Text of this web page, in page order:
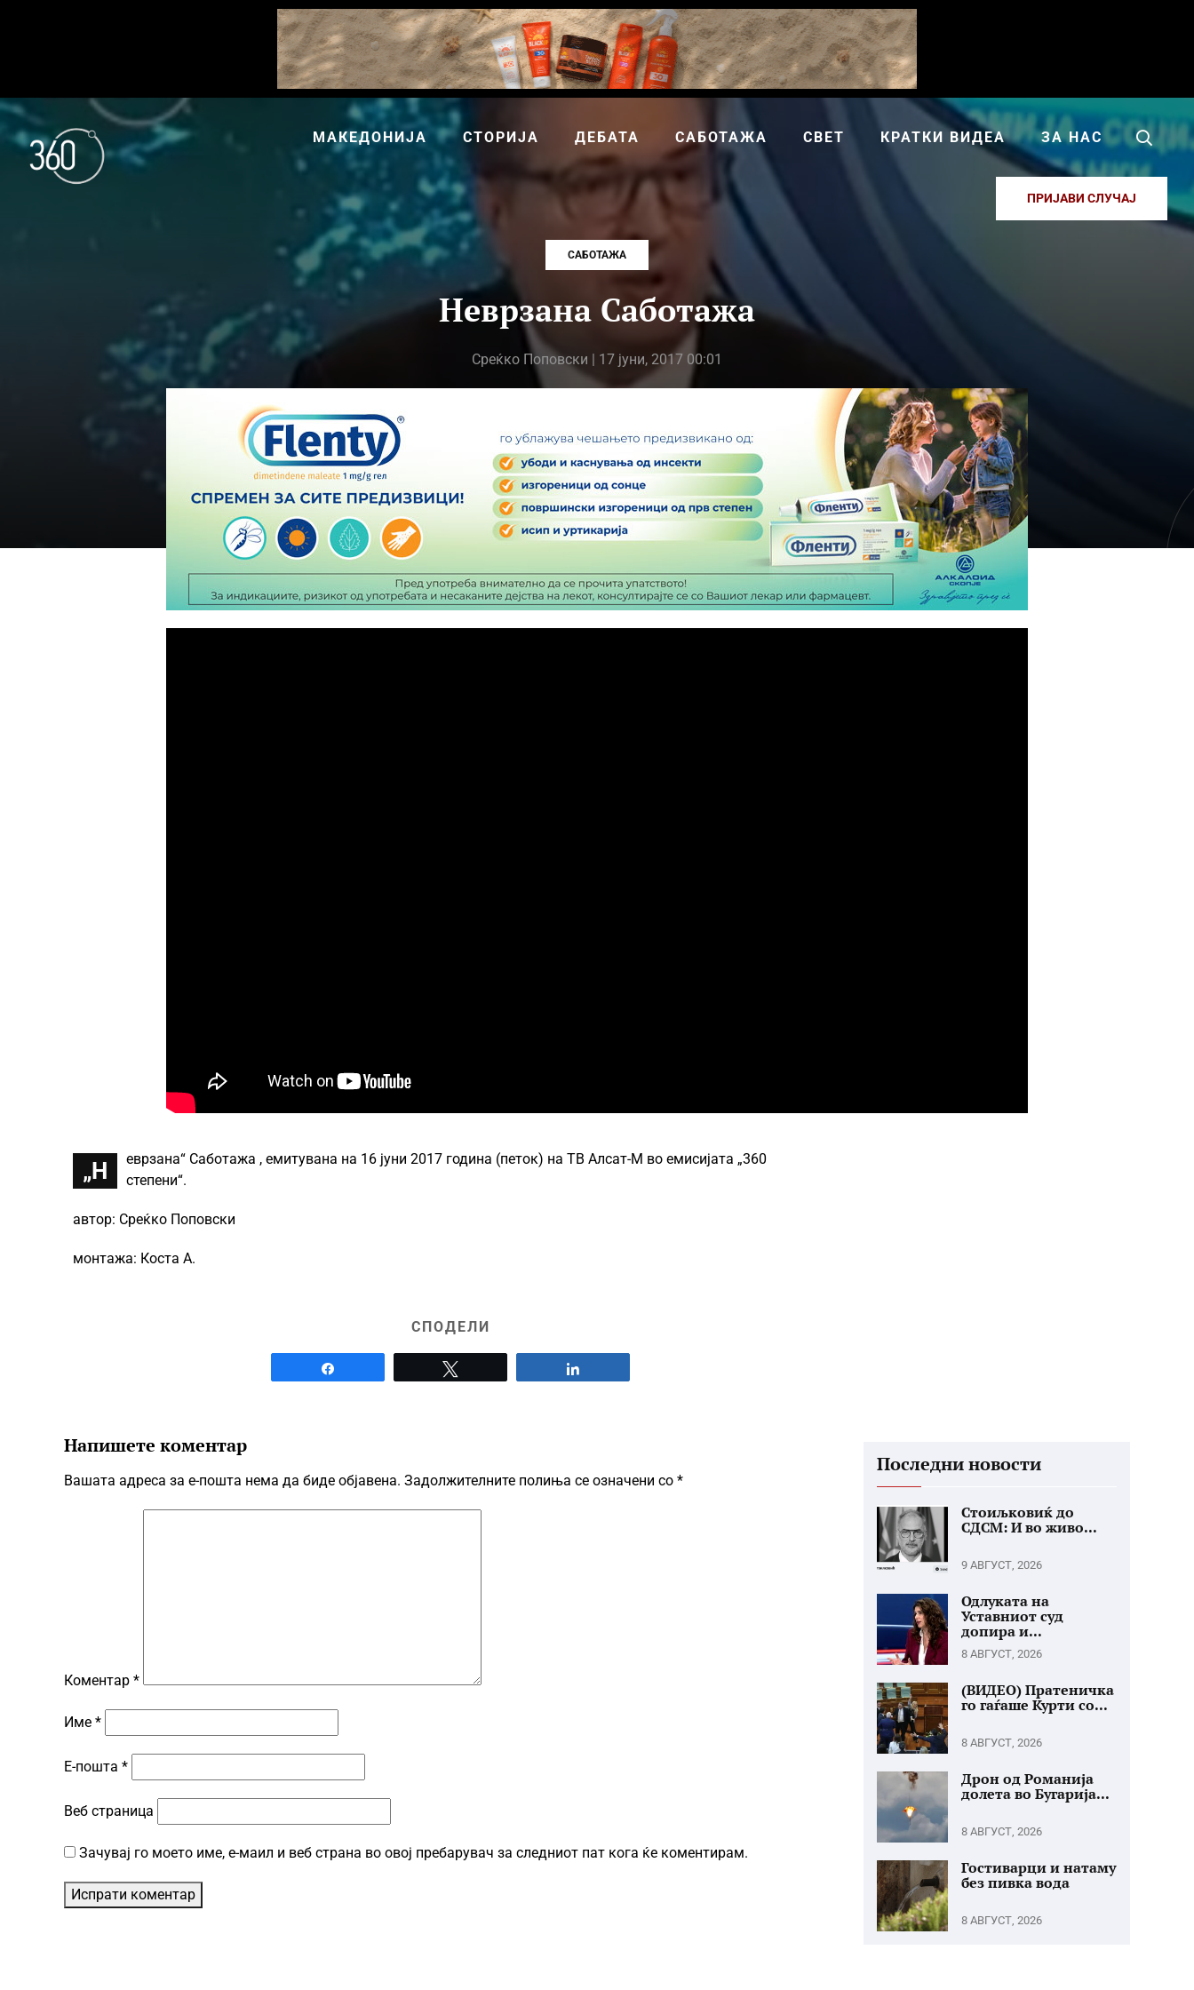
МАКЕДОНИЈА СТОРИЈА ДЕБАТА САБОТАЖА СВЕТ КРАТКИ ВИДЕА ЗА НАС
ПРИЈАВИ СЛУЧАЈ
САБОТАЖА
Неврзана Саботажа
Среќко Поповски | 17 јуни, 2017 00:01
„Н
еврзана“ Саботажа , емитувана на 16 јуни 2017 година (петок) на ТВ Алсат-М во емисијата „360
степени“.
автор: Среќко Поповски
монтажа: Коста А.
СПОДЕЛИ
Напишете коментар
Вашата адреса за е-пошта нема да биде објавена. Задолжителните полиња се означени со *
Коментар *
Име *
Е-пошта *
Веб страница
Зачувај го моето име, е-маил и веб страна во овој пребарувач за следниот пат кога ќе коментирам.
Последни новости
Стоиљковиќ до
СДСМ: И во живо...
9 АВГУСТ, 2026
Одлуката на
Уставниот суд
допира и...
8 АВГУСТ, 2026
(ВИДЕО) Пратеничка
го гаѓаше Курти со...
8 АВГУСТ, 2026
Дрон од Романија
долета во Бугарија...
8 АВГУСТ, 2026
Гостиварци и натаму
без пивка вода
8 АВГУСТ, 2026